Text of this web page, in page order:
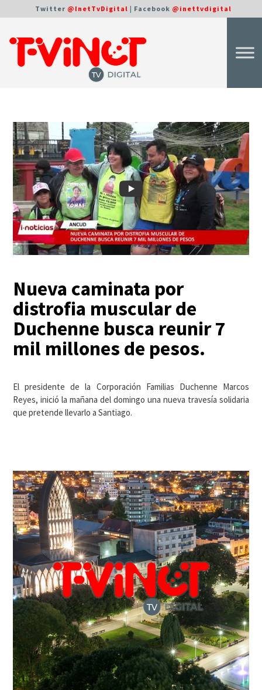
Twitter @InetTvDigital | Facebook @inettvdigital
Nueva caminata por
distrofia muscular de
Duchenne busca reunir 7
mil millones de pesos.
El presidente de la Corporación Familias Duchenne Marcos
Reyes, inició la mañana del domingo una nueva travesía solidaria
que pretende llevarlo a Santiago.